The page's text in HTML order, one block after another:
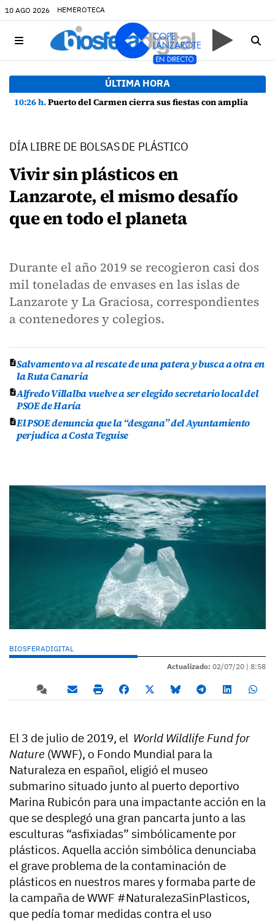
10 AGO 2026 HEMEROTECA
ÚLTIMA HORA
10:26 h.Puerto del Carmen cierra sus fiestas con amplia participación y buen ambiente
DÍA LIBRE DE BOLSAS DE PLÁSTICO
Vivir sin plásticos en
Lanzarote, el mismo desafío
que en todo el planeta
Durante el año 2019 se recogieron casi dos
mil toneladas de envases en las islas de
Lanzarote y La Graciosa, correspondientes
a contenedores y colegios.
Salvamento va al rescate de una patera y busca a otra en
la Ruta Canaria
Alfredo Villalba vuelve a ser elegido secretario local del
PSOE de Haría
El PSOE denuncia que la “desgana” del Ayuntamiento
perjudica a Costa Teguise
BIOSFERADIGITAL
Actualizado: 02/07/20 | 8:58
El 3 de julio de 2019, el World Wildlife Fund for
Nature (WWF), o Fondo Mundial para la
Naturaleza en español, eligió el museo
submarino situado junto al puerto deportivo
Marina Rubicón para una impactante acción en la
que se desplegó una gran pancarta junto a las
esculturas “asfixiadas” simbólicamente por
plásticos. Aquella acción simbólica denunciaba
el grave problema de la contaminación de
plásticos en nuestros mares y formaba parte de
la campaña de WWF #NaturalezaSinPlasticos,
que pedía tomar medidas contra el uso